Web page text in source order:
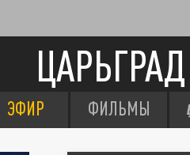
ЦАРЬГРАД
ЭФИР ФИЛЬМЫ